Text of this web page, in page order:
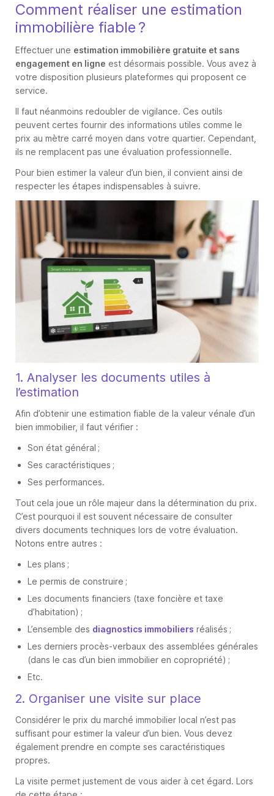
Comment réaliser une estimation
immobilière fiable ?
Effectuer une estimation immobilière gratuite et sans
engagement en ligne est désormais possible. Vous avez à
votre disposition plusieurs plateformes qui proposent ce
service.
Il faut néanmoins redoubler de vigilance. Ces outils
peuvent certes fournir des informations utiles comme le
prix au mètre carré moyen dans votre quartier. Cependant,
ils ne remplacent pas une évaluation professionnelle.
Pour bien estimer la valeur d’un bien, il convient ainsi de
respecter les étapes indispensables à suivre.
1. Analyser les documents utiles à
l’estimation
Afin d’obtenir une estimation fiable de la valeur vénale d’un
bien immobilier, il faut vérifier :
Son état général ;
Ses caractéristiques ;
Ses performances.
Tout cela joue un rôle majeur dans la détermination du prix.
C’est pourquoi il est souvent nécessaire de consulter
divers documents techniques lors de votre évaluation.
Notons entre autres :
Les plans ;
Le permis de construire ;
Les documents financiers (taxe foncière et taxe
d’habitation) ;
L’ensemble des diagnostics immobiliers réalisés ;
Les derniers procès-verbaux des assemblées générales
(dans le cas d’un bien immobilier en copropriété) ;
Etc.
2. Organiser une visite sur place
Considérer le prix du marché immobilier local n’est pas
suffisant pour estimer la valeur d’un bien. Vous devez
également prendre en compte ses caractéristiques
propres.
La visite permet justement de vous aider à cet égard. Lors